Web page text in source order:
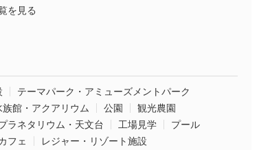
を見る
テーマパーク・アミューズメントパーク
族館・アクアリウム 公園
観光農園
ラネタリウム・天文台 工場見学
プール
フェ
レジャー・リゾート施設